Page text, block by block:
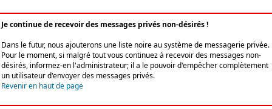
Je continue de recevoir des messages privés non-désirés !
Dans le futur, nous ajouterons une liste noire au système de messagerie privée.
Pour le moment, si malgré tout vous continuez à recevoir des messages non-
désirés, informez-en l'administrateur; il a le pouvoir d'empêcher complètement
un utilisateur d'envoyer des messages privés.
Revenir en haut de page